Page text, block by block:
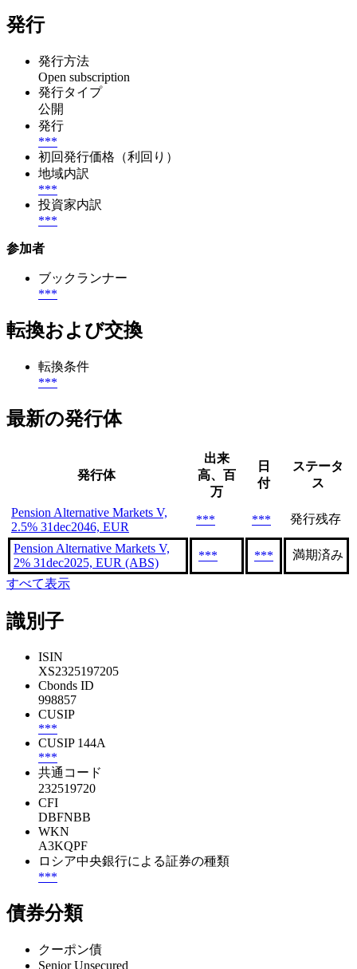
発行
発行方法
Open subscription
発行タイプ
公開
発行
***
初回発行価格（利回り）
地域内訳
***
投資家内訳
***
参加者
ブックランナー
***
転換および交換
転換条件
***
最新の発行体
発行体
出来
高、百
万
日
付
ステータ
ス
Pension Alternative Markets V,
2.5% 31dec2046, EUR
*** *** 発行残存
Pension Alternative Markets V,
2% 31dec2025, EUR (ABS)
*** *** 満期済み
すべて表示
識別子
ISIN
XS2325197205
Cbonds ID
998857
CUSIP
***
CUSIP 144A
***
共通コード
232519720
CFI
DBFNBB
WKN
A3KQPF
ロシア中央銀行による証券の種類
***
債券分類
クーポン債
Senior Unsecured